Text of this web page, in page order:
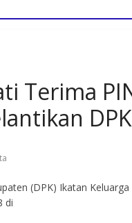
Terima
(DPK) Ikatan
di